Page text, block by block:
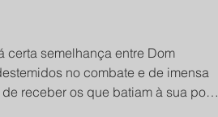
no combate e de imensa
receber os que batiam à sua porta